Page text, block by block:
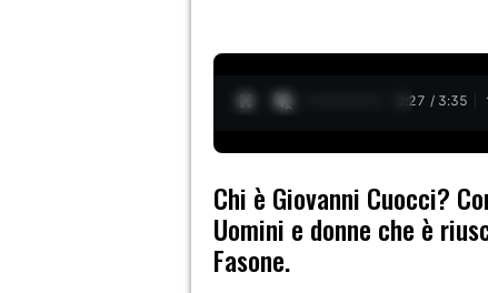
0:28 / 3:35
Chi è Giovanni Cuocci?
Uomini e donne che è
Fasone.